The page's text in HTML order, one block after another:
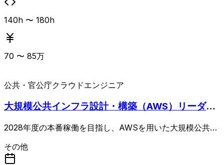
140h 〜 180h
70 〜 85万
公共・官公庁クラウドエンジニア
大規模公共インフラ設計・構築（AWS）リーダー
2028年度の本番稼働を目指し、AWSを用いた大規模公共シ
です。 外部ベンダーが作成する各種設計書のレビューや、
複数サブプロジェクト間の整合性確認、横断的なインフラ課
その他